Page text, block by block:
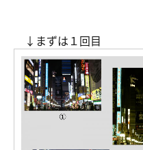
↓まずは１回目